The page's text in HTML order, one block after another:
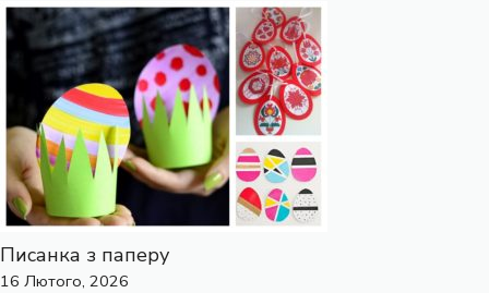
Писанка з паперу
16 Лютого, 2026